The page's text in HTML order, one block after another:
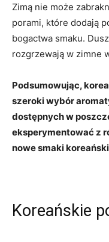
Zimą nie⁤ może
porami, które dodają
bogactwa smaku.
⁤rozgrzewają w ⁤zimne
Podsumowując,
szeroki wybór
⁣dostępnych w
eksperymentować z
nowe​ smaki
Koreańskie